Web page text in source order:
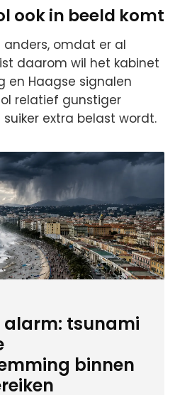
ook in beeld komt
omdat er al
daarom wil het kabinet
en Haagse signalen
relatief gunstiger
extra belast wordt.
alarm: tsunami
binnen